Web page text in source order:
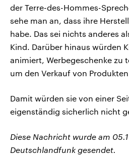
der Terre-des-Hommes-
sehe man an, dass ihre
habe. Das sei nichts anderes
Kind. Darüber hinaus würden
animiert, Werbegeschenke zu
um den Verkauf von
Damit würden sie von einer
eigenständig sicherlich nicht
Diese Nachricht wurde am
Deutschlandfunk gesendet.